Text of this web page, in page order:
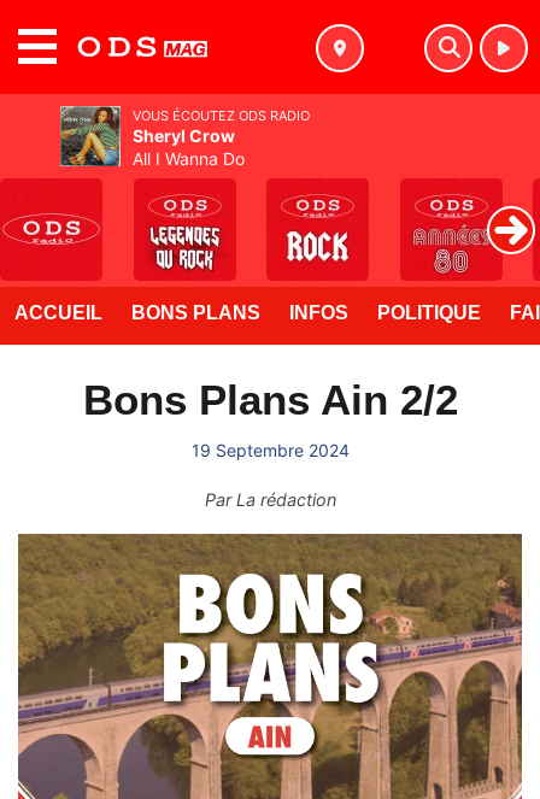
ACCUEIL BONS PLANS INFOS POLITIQUE
Bons Plans Ain 2/2
19 Septembre 2024
ParLa rédaction
VOUS ÉCOUTEZ ODS RADIO
Sheryl Crow
All I Wanna Do